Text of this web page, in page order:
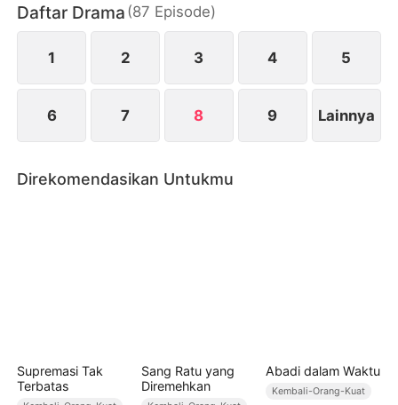
curiga dari semua orang yang menghadang jalan
kejayaannya.
Daftar Drama (87 Episode)
1 2 3 4 5
6 7 8 9 Lainnya
Direkomendasikan Untukmu
Supremasi Tak
Terbatas
Sang Ratu yang
Diremehkan
Abadi dalam Waktu
Kembali-Orang-Kuat